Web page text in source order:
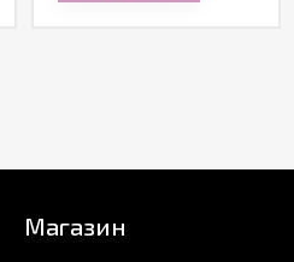
Магазин